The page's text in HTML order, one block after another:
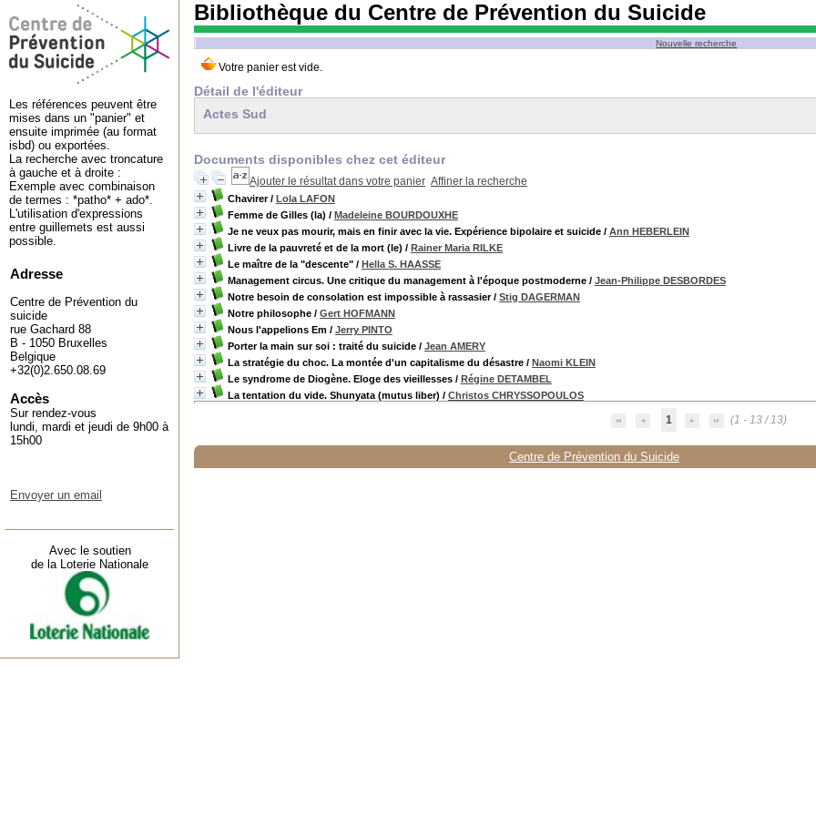
Bibliothèque du Centre de Prévention du Suicide
Nouvelle recherche
Détail de l'éditeur
Actes Sud
Documents disponibles chez cet éditeur
Ajouter le résultat dans votre panier Affiner la recherche
Chavirer/ Lola LAFON
Femme de Gilles (la) / Madeleine BOURDOUXHE
Je ne veux pas mourir, mais en finir avec la vie. Expérience bipolaire et suicide/ Ann HEBERLEIN
Livre de la pauvreté et de la mort (le) / Rainer Maria RILKE
Le maître de la "descente"/ Hella S. HAASSE
Management circus. Une critique du management à l'époque postmoderne/ Jean-Philippe DESBORDES
Notre besoin de consolation est impossible à rassasier/ Stig DAGERMAN
Notre philosophe/ Gert HOFMANN
Nous l'appelions Em/ Jerry PINTO
Porter la main sur soi : traité du suicide/ Jean AMERY
La stratégie du choc. La montée d'un capitalisme du désastre/ Naomi KLEIN
Le syndrome de Diogène. Eloge des vieillesses/ Régine DETAMBEL
La tentation du vide. Shunyata (mutus liber) / Christos CHRYSSOPOULOS
1 (1 - 13 / 13)
Centre de Prévention du Suicide
Les références peuvent être
mises dans un "panier" et
ensuite imprimée (au format
isbd) ou exportées.
La recherche avec troncature
à gauche et à droite :
Exemple avec combinaison
de termes : *patho* + ado*.
L'utilisation d'expressions
entre guillemets est aussi
possible.
Adresse
Centre de Prévention du
suicide
rue Gachard 88
B - 1050 Bruxelles
Belgique
+32(0)2.650.08.69
Accès
Sur rendez-vous
lundi, mardi et jeudi de 9h00 à
15h00
Envoyer un email
Avec le soutien
de la Loterie Nationale